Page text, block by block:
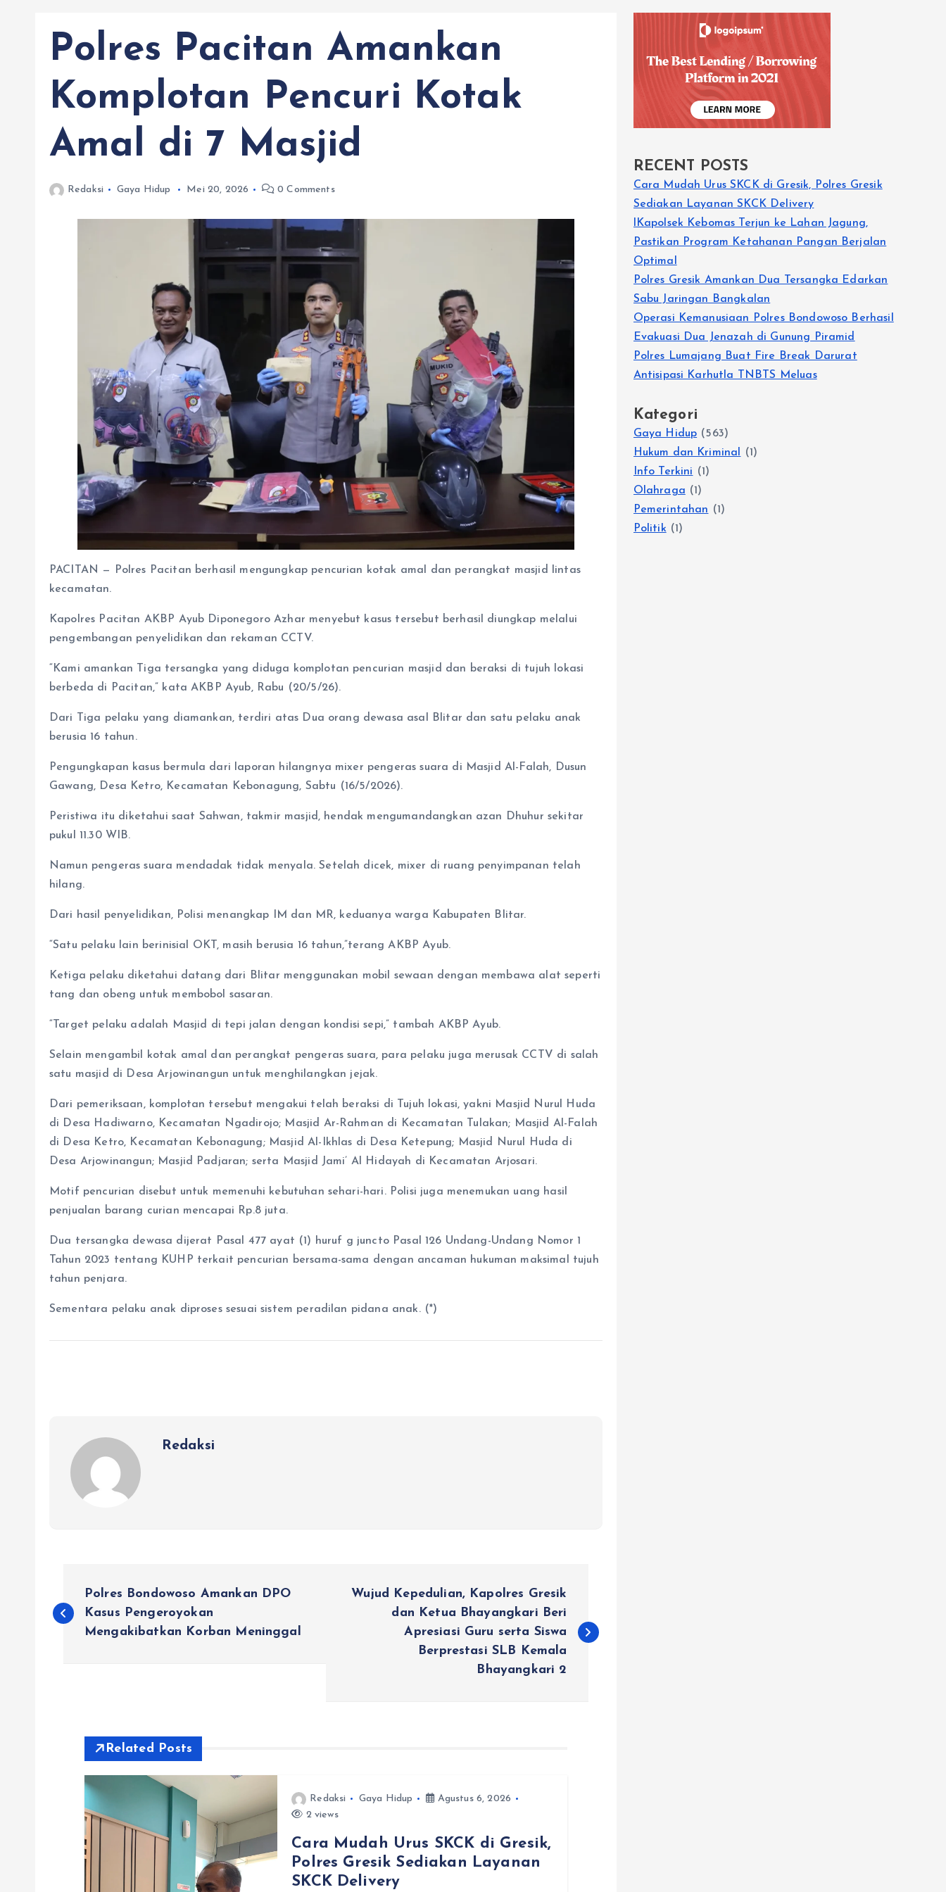
Polres Pacitan Amankan
Komplotan Pencuri Kotak
Amal di 7 Masjid
Redaksi Gaya Hidup Mei 20, 2026 0 Comments
PACITAN — Polres Pacitan berhasil mengungkap pencurian kotak amal dan perangkat masjid lintas
kecamatan.
Kapolres Pacitan AKBP Ayub Diponegoro Azhar menyebut kasus tersebut berhasil diungkap melalui
pengembangan penyelidikan dan rekaman CCTV.
“Kami amankan Tiga tersangka yang diduga komplotan pencurian masjid dan beraksi di tujuh lokasi
berbeda di Pacitan,” kata AKBP Ayub, Rabu (20/5/26).
Dari Tiga pelaku yang diamankan, terdiri atas Dua orang dewasa asal Blitar dan satu pelaku anak
berusia 16 tahun.
Pengungkapan kasus bermula dari laporan hilangnya mixer pengeras suara di Masjid Al-Falah, Dusun
Gawang, Desa Ketro, Kecamatan Kebonagung, Sabtu (16/5/2026).
Peristiwa itu diketahui saat Sahwan, takmir masjid, hendak mengumandangkan azan Dhuhur sekitar
pukul 11.30 WIB.
Namun pengeras suara mendadak tidak menyala. Setelah dicek, mixer di ruang penyimpanan telah
hilang.
Dari hasil penyelidikan, Polisi menangkap IM dan MR, keduanya warga Kabupaten Blitar.
“Satu pelaku lain berinisial OKT, masih berusia 16 tahun,”terang AKBP Ayub.
Ketiga pelaku diketahui datang dari Blitar menggunakan mobil sewaan dengan membawa alat seperti
tang dan obeng untuk membobol sasaran.
“Target pelaku adalah Masjid di tepi jalan dengan kondisi sepi,” tambah AKBP Ayub.
Selain mengambil kotak amal dan perangkat pengeras suara, para pelaku juga merusak CCTV di salah
satu masjid di Desa Arjowinangun untuk menghilangkan jejak.
Dari pemeriksaan, komplotan tersebut mengakui telah beraksi di Tujuh lokasi, yakni Masjid Nurul Huda
di Desa Hadiwarno, Kecamatan Ngadirojo; Masjid Ar-Rahman di Kecamatan Tulakan; Masjid Al-Falah
di Desa Ketro, Kecamatan Kebonagung; Masjid Al-Ikhlas di Desa Ketepung; Masjid Nurul Huda di
Desa Arjowinangun; Masjid Padjaran; serta Masjid Jami’ Al Hidayah di Kecamatan Arjosari.
Motif pencurian disebut untuk memenuhi kebutuhan sehari-hari. Polisi juga menemukan uang hasil
penjualan barang curian mencapai Rp.8 juta.
Dua tersangka dewasa dijerat Pasal 477 ayat (1) huruf g juncto Pasal 126 Undang-Undang Nomor 1
Tahun 2023 tentang KUHP terkait pencurian bersama-sama dengan ancaman hukuman maksimal tujuh
tahun penjara.
Sementara pelaku anak diproses sesuai sistem peradilan pidana anak. (*)
Redaksi
a
Polres Bondowoso Amankan DPO
Kasus Pengeroyokan
Mengakibatkan Korban Meninggal
Wujud Kepedulian, Kapolres Gresik
dan Ketua Bhayangkari Beri
Apresiasi Guru serta Siswa
Berprestasi SLB Kemala
Bhayangkari 2
Related Posts
Redaksi Gaya Hidup
Agustus 6, 2026
2 views
Cara Mudah Urus SKCK di Gresik,
Polres Gresik Sediakan Layanan
SKCK Delivery
RECENT POSTS
Cara Mudah Urus SKCK di Gresik, Polres Gresik
Sediakan Layanan SKCK Delivery
lKapolsek Kebomas Terjun ke Lahan Jagung,
Pastikan Program Ketahanan Pangan Berjalan
Optimal
Polres Gresik Amankan Dua Tersangka Edarkan
Sabu Jaringan Bangkalan
Operasi Kemanusiaan Polres Bondowoso Berhasil
Evakuasi Dua Jenazah di Gunung Piramid
Polres Lumajang Buat Fire Break Darurat
Antisipasi Karhutla TNBTS Meluas
Kategori
Gaya Hidup (563)
Hukum dan Kriminal
(1)
Info Terkini (1)
Olahraga (1)
Pemerintahan (1)
Politik (1)